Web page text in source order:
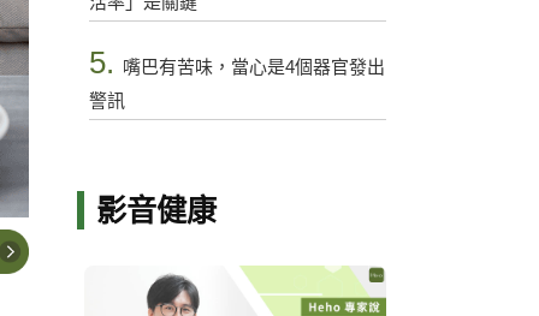
5. 嘴巴有苦味，當心是4個器官發出
警訊
影音健康